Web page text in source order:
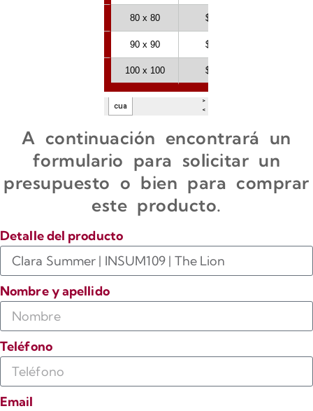
A continuación encontrará un
formulario para solicitar un
presupuesto o bien para comprar
este producto.
Detalle del producto
Nombre y apellido
Teléfono
Email